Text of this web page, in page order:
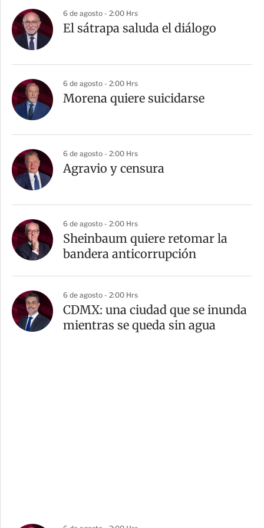
a
r
t
6 de agosto - 2:00 Hrs
El sátrapa saluda el diálogo
6 de agosto - 2:00 Hrs
Morena quiere suicidarse
6 de agosto - 2:00 Hrs
Agravio y censura
6 de agosto - 2:00 Hrs
Sheinbaum quiere retomar la
bandera anticorrupción
6 de agosto - 2:00 Hrs
CDMX: una ciudad que se inunda
mientras se queda sin agua